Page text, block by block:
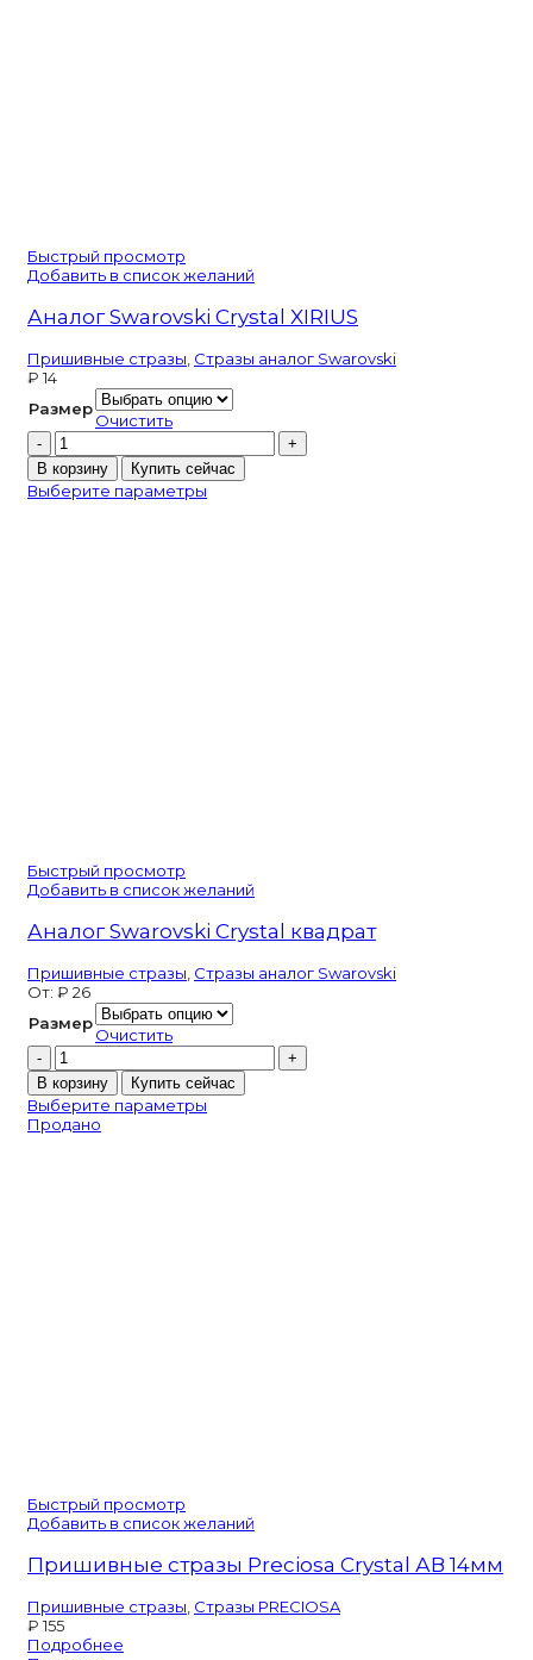
Быстрый просмотр
Добавить в список желаний
Аналог Swarovski Crystal XIRIUS
Пришивные стразы Стразы аналог Swarovski
₽ 14
Размер
Очистить
Количество
товара
Аналог
Swarovski
В корзину Купить сейчас
Выберите параметры
Быстрый просмотр
Добавить в список желаний
Аналог Swarovski Crystal квадрат
Пришивные стразы Стразы аналог Swarovski
От: ₽ 26
Размер
Очистить
Количество
товара
Аналог
Swarovski
Crystal
В корзину Купить сейчас
Выберите параметры
Продано
Быстрый просмотр
Добавить в список желаний
Пришивные стразы Preciosa Crystal АВ 14мм
Пришивные стразы Стразы PRECIOSA
₽ 155
Подробнее